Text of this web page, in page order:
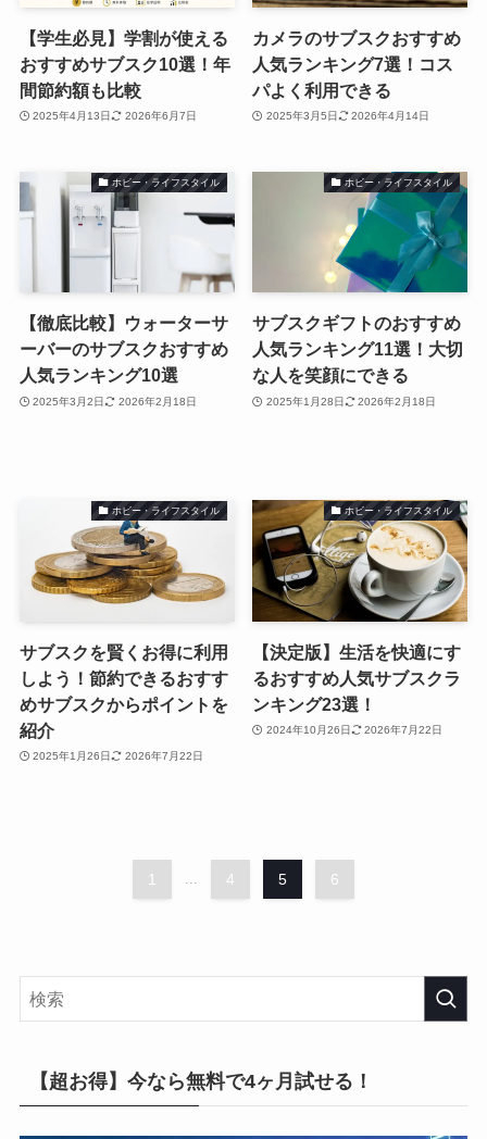
【学生必見】学割が使える
おすすめサブスク10選！年
間節約額も比較
2025年4月13日 2026年6月7日
カメラのサブスクおすすめ
人気ランキング7選！コス
パよく利用できる
2025年3月5日 2026年4月14日
ホビー・ライフスタイル
【徹底比較】ウォーターサ
ーバーのサブスクおすすめ
人気ランキング10選
2025年3月2日 2026年2月18日
ホビー・ライフスタイル
サブスクギフトのおすすめ
人気ランキング11選！大切
な人を笑顔にできる
2025年1月28日 2026年2月18日
ホビー・ライフスタイル
サブスクを賢くお得に利用
しよう！節約できるおすす
めサブスクからポイントを
紹介
2025年1月26日 2026年7月22日
ホビー・ライフスタイル
【決定版】生活を快適にす
るおすすめ人気サブスクラ
ンキング23選！
2024年10月26日 2026年7月22日
1 ... 4 5 6
【超お得】今なら無料で4ヶ月試せる！